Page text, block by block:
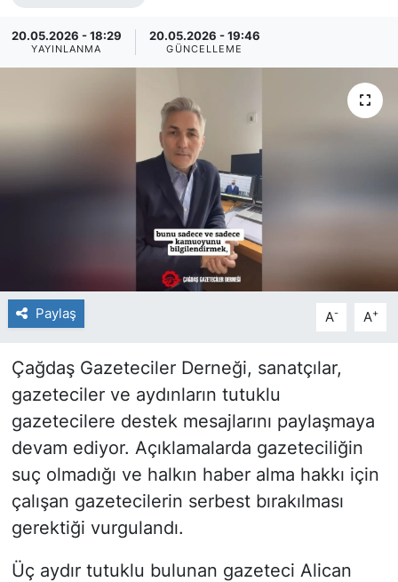
20.05.2026 - 18:29
YAYINLANMA
20.05.2026 - 19:46
GÜNCELLEME
Paylaş A- A+
Çağdaş Gazeteciler Derneği, sanatçılar,
gazeteciler ve aydınların tutuklu
gazetecilere destek mesajlarını paylaşmaya
devam ediyor. Açıklamalarda gazeteciliğin
suç olmadığı ve halkın haber alma hakkı için
çalışan gazetecilerin serbest bırakılması
gerektiği vurgulandı.
Üç aydır tutuklu bulunan gazeteci Alican